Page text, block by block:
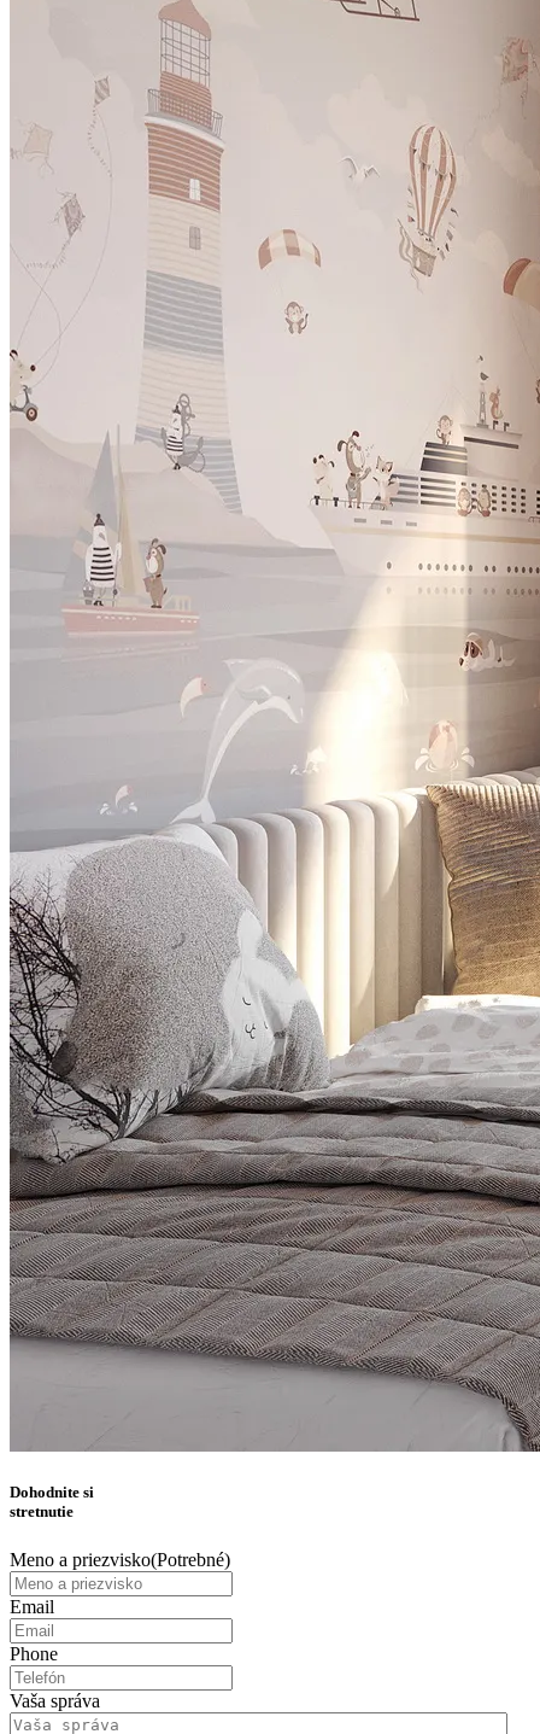
Dohodnite si
stretnutie
Meno a priezvisko(Potrebné)
Email
Phone
Vaša správa